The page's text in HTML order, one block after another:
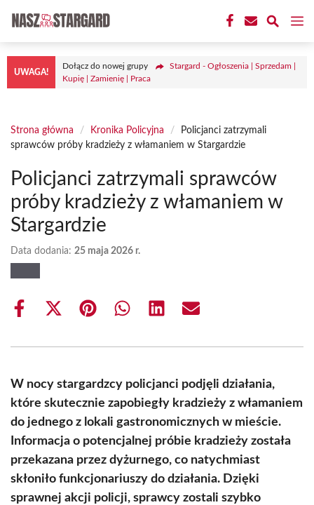
treści
UWAGA!
Dołącz do nowej grupy
Stargard - Ogłoszenia | Sprzedam |
Kupię | Zamienię | Praca
Strona główna / Kronika Policyjna /
Policjanci zatrzymali
sprawców próby kradzieży z włamaniem w Stargardzie
Policjanci zatrzymali sprawców
próby kradzieży z włamaniem w
Stargardzie
Data dodania: 25 maja 2026 r.
Share
Share
(Twitter)
Share Share Share Share
W nocy stargardzcy policjanci podjęli działania,
które skutecznie zapobiegły kradzieży z włamaniem
do jednego z lokali gastronomicznych w mieście.
Informacja o potencjalnej próbie kradzieży została
przekazana przez dyżurnego, co natychmiast
skłoniło funkcjonariuszy do działania. Dzięki
sprawnej akcji policji, sprawcy zostali szybko